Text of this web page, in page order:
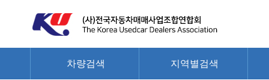
차량검색 지역별검색